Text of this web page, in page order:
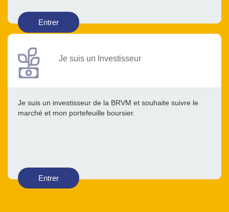
Entrer
Je suis un Investisseur
Je suis un investisseur de la BRVM et souhaite suivre le
marché et mon portefeuille boursier.
Entrer